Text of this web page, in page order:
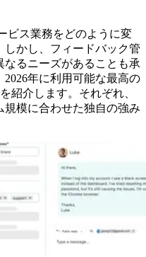
ビス業務をどのように変
かし、フィードバック管
るニーズがあることも承
年に利用可能な最高の
紹介します。それぞれ、
規模に合わせた独自の強み